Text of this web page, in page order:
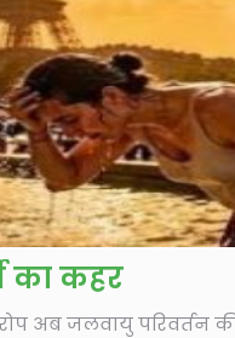
का कहर
अब जलवायु परिवर्तन